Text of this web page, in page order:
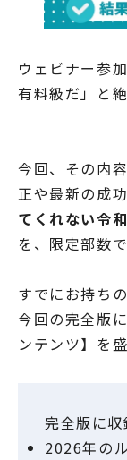
ウェビナー参
有料級だ」と
今回、その内
正や最新の成
てくれない令
を、限定部数
すでにお持ち
今回の完全版
ンテンツ】を
完全版に
2026年の